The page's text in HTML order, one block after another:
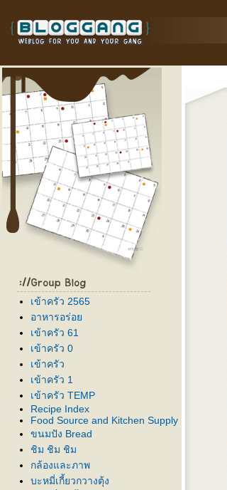
เข้าครัว 2565
อาหารอร่อ
เข้าครัว 61
เข้าครัว 0
เข้าครัว
เข้าครัว 1
เข้าครัว TEMP
Recipe Index
Food Source and Kitchen Supply
ขนมปัง Bread
ชิม ชิม ชิม
กล้องและภาพ
บะหมี่เกี้ยวกวางตุ้ง